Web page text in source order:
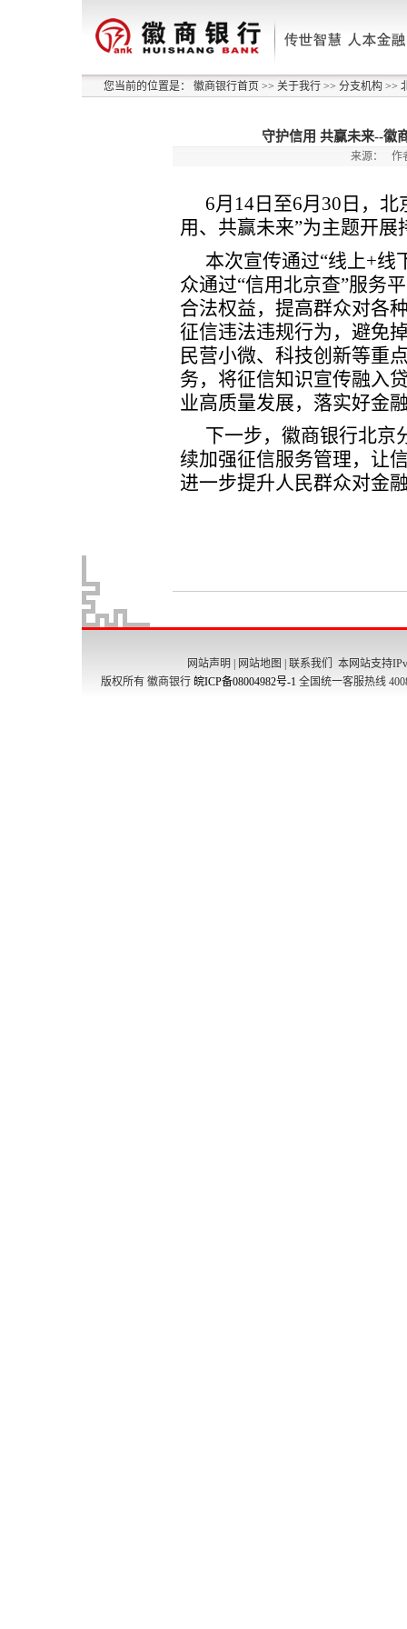
您当前的位置是： 徽商银行首页 >> 关于我行 >> 分支机构 >>
守护信用 共赢未来--徽
来源： 作
网站声明 网站地图 联系我们
本网站支持
版权所有 徽商银行 皖ICP备08004982号-1 全国统一客服热线